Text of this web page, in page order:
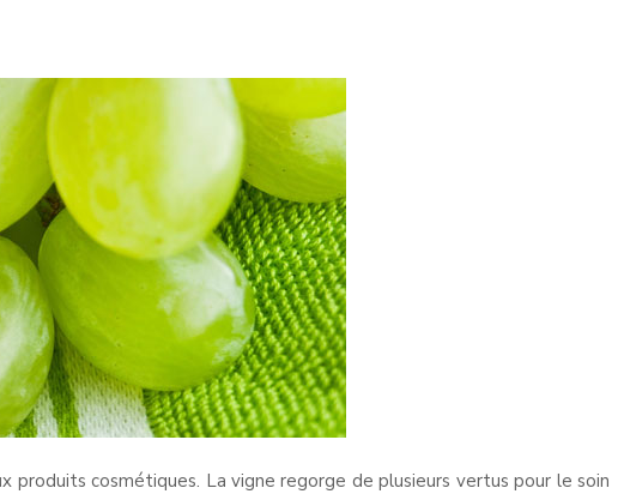
cosmétiques. La vigne regorge de plusieurs vertus pour le soin